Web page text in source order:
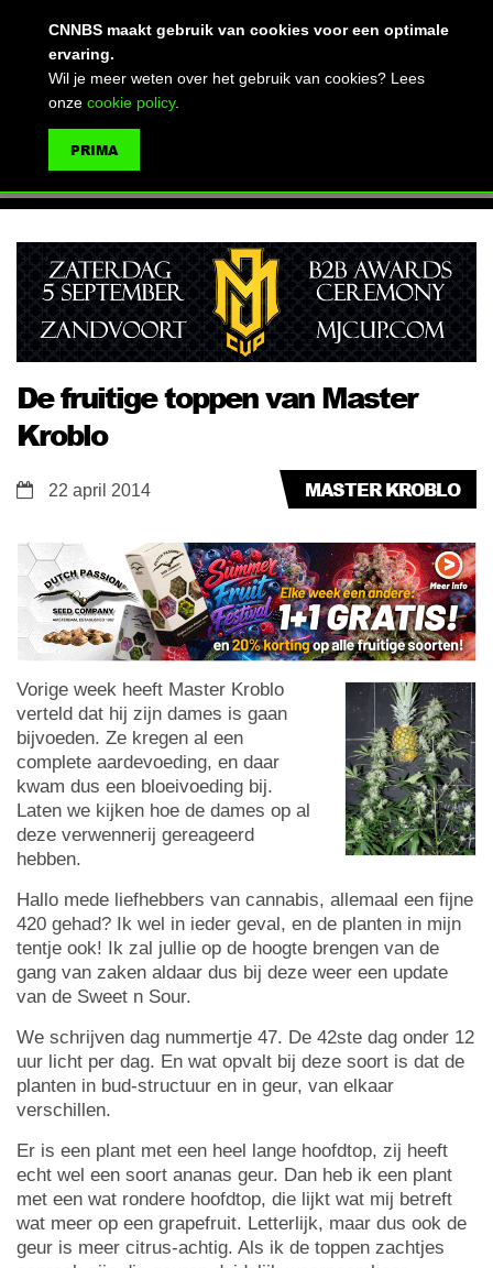
De fruitige toppen van Master
Kroblo
MASTER KROBLO
22 april 2014
Vorige week heeft Master Kroblo
verteld dat hij zijn dames is gaan
bijvoeden. Ze kregen al een
complete aardevoeding, en daar
kwam dus een bloeivoeding bij.
Laten we kijken hoe de dames op al
deze verwennerij gereageerd
hebben.
Hallo mede liefhebbers van cannabis, allemaal een fijne
420 gehad? Ik wel in ieder geval, en de planten in mijn
tentje ook! Ik zal jullie op de hoogte brengen van de
gang van zaken aldaar dus bij deze weer een update
van de Sweet n Sour.
We schrijven dag nummertje 47. De 42ste dag onder 12
uur licht per dag. En wat opvalt bij deze soort is dat de
planten in bud-structuur en in geur, van elkaar
verschillen.
Er is een plant met een heel lange hoofdtop, zij heeft
echt wel een soort ananas geur. Dan heb ik een plant
met een wat rondere hoofdtop, die lijkt wat mij betreft
wat meer op een grapefruit. Letterlijk, maar dus ook de
geur is meer citrus-achtig. Als ik de toppen zachtjes
CNNBS maakt gebruik van cookies voor een optimale
ervaring.
Wil je meer weten over het gebruik van cookies? Lees
onze cookie policy.
PRIMA